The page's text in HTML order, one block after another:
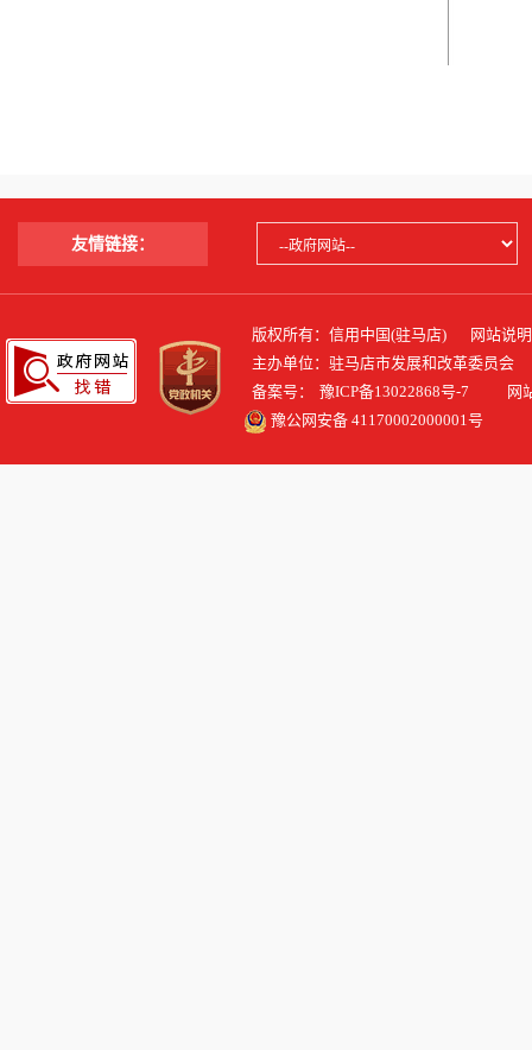
友情链接：
版权所有：信用中国(驻马店)
网站说明
主办单位：驻马店市发展和改革委员会
备案号：
豫ICP备13022868号-7
网站
豫公网安备 41170002000001号